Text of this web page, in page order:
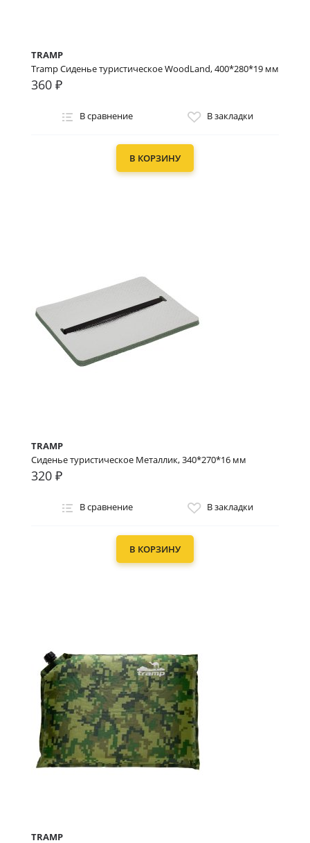
TRAMP
Tramp Сиденье туристическое WoodLand, 400*280*19 мм
360 ₽
В сравнение В закладки
В КОРЗИНУ
TRAMP
Сиденье туристическое Металлик, 340*270*16 мм
320 ₽
В сравнение В закладки
В КОРЗИНУ
TRAMP